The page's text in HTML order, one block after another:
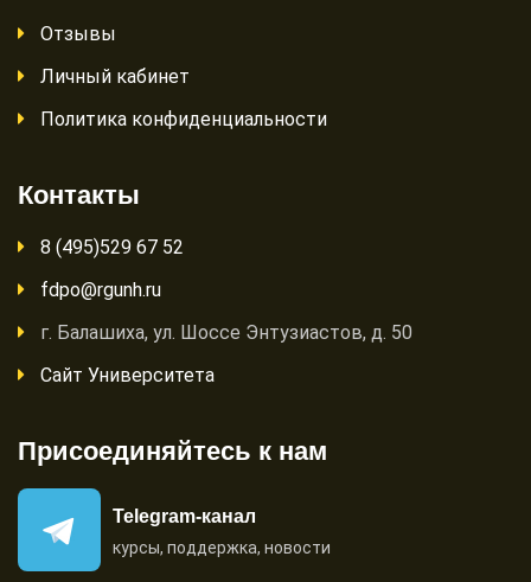
Отзывы
Личный кабинет
Политика конфиденциальности
Контакты
8 (495)529 67 52
fdpo@rgunh.ru
г. Балашиха, ул. Шоссе Энтузиастов, д. 50
Сайт Университета
Присоединяйтесь к нам
Telegram-канал
курсы, поддержка, новости